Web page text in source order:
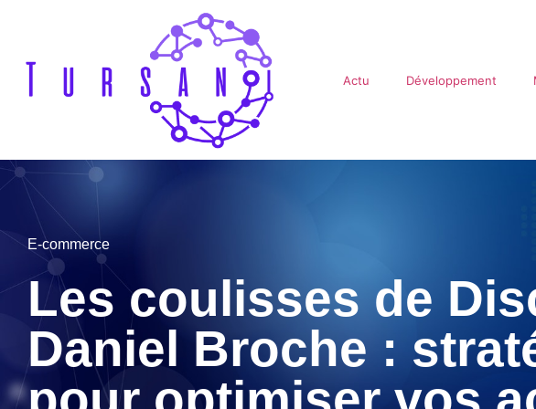
Actu Développement
E-commerce
Les coulisses de
Daniel Broche :